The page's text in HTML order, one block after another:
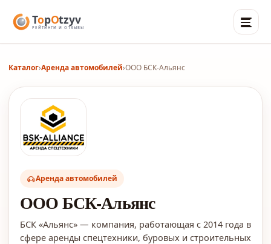
Каталог›Аренда автомобилей›ООО БСК-Альянс
Аренда автомобилей
ООО БСК-Альянс
БСК «Альянс» — компания, работающая с 2014 года в
сфере аренды спецтехники, буровых и строительных